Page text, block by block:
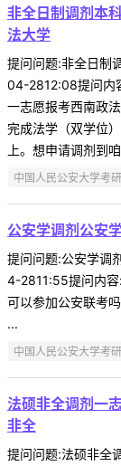
非全日制调剂本
法大学
提问问题:非全日制
04-2812:08提问内
一志愿报考西南政
完成法学（双学位
上。想申请调剂到
中国人民公安大学考
公安学调剂公安
提问问题:公安学调
4-2811:55提问内容
可以参加公安联考
...
中国人民公安大学考
法硕非全调剂一
非全
提问问题:法硕非全